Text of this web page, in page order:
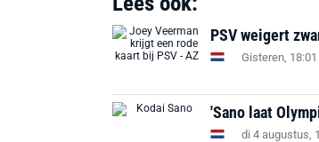
PSV weigert
Gisteren, 18:01
'Sano laat
di 4 augustus,